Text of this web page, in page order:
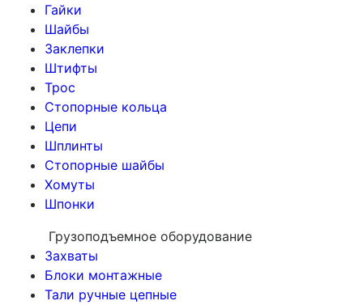
Гайки
Шайбы
Заклепки
Штифты
Трос
Стопорные кольца
Цепи
Шплинты
Стопорные шайбы
Хомуты
Шпонки
Грузоподъемное оборудование
Захваты
Блоки монтажные
Тали ручные цепные